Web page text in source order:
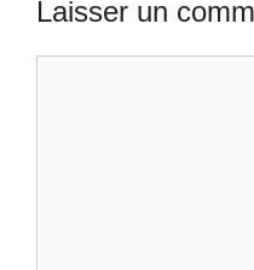
Laisser un